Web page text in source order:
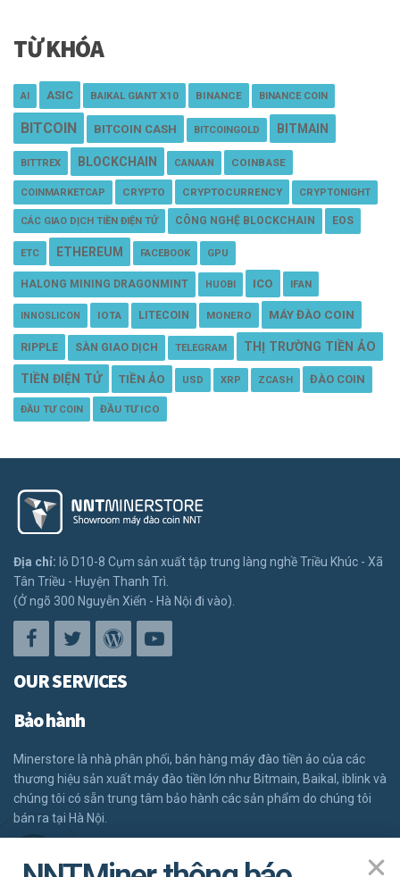
TỪ KHÓA
AI ASIC BAIKAL GIANT X10 BINANCE BINANCE COIN
BITCOIN BITCOIN CASH BITCOINGOLD BITMAIN
BITTREX BLOCKCHAIN CANAAN COINBASE
COINMARKETCAP CRYPTO CRYPTOCURRENCY CRYPTONIGHT
CÁC GIAO DỊCH TIỀN ĐIỆN TỬ CÔNG NGHỆ BLOCKCHAIN EOS
ETC ETHEREUM FACEBOOK GPU
HALONG MINING DRAGONMINT HUOBI ICO IFAN
INNOSLICON IOTA LITECOIN MONERO MÁY ĐÀO COIN
RIPPLE SÀN GIAO DỊCH TELEGRAM THỊ TRƯỜNG TIỀN ẢO
TIỀN ĐIỆN TỬ TIỀN ẢO USD XRP ZCASH ĐÀO COIN
ĐẦU TƯ COIN ĐẦU TƯ ICO
Địa chỉ: lô D10-8 Cụm sản xuất tập trung làng nghề Triều Khúc - Xã
Tân Triều - Huyện Thanh Trì.
(Ở ngõ 300 Nguyễn Xiển - Hà Nội đi vào).
OUR SERVICES
Bảo hành
Minerstore là nhà phân phối, bán hàng máy đào tiền ảo của các
thương hiệu sản xuất máy đào tiền lớn như Bitmain, Baikal, iblink và
chúng tôi có sẵn trung tâm bảo hành các sản phẩm do chúng tôi
bán ra tại Hà Nội.
ĐĂNG KÝ BẢO HÀNH
GỌI NGAY